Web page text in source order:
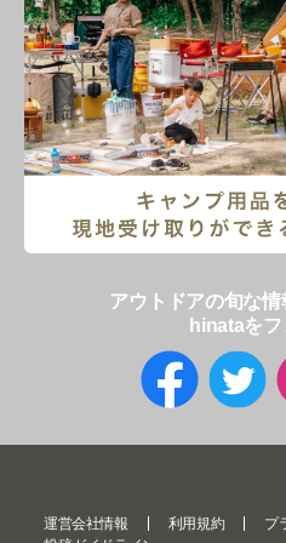
アウトドアの旬な
hinataを
運営会社情報 利用規約
プ